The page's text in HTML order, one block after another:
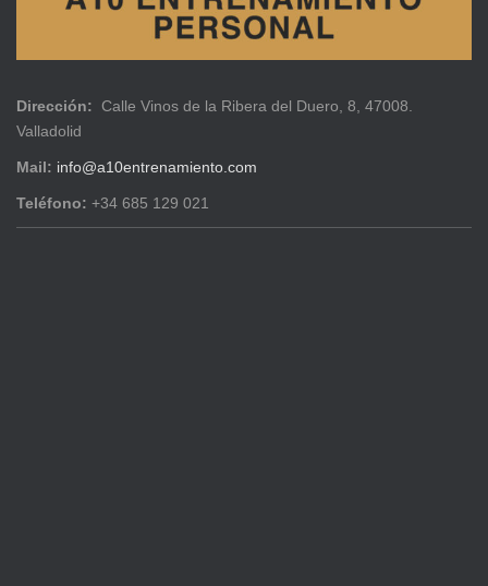
Dirección: Calle Vinos de la Ribera del Duero, 8, 47008.
Valladolid
Mail: info@a10entrenamiento.com
Teléfono: +34 685 129 021